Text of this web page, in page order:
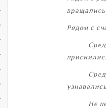
Рядом с
Среди
Среди
Не